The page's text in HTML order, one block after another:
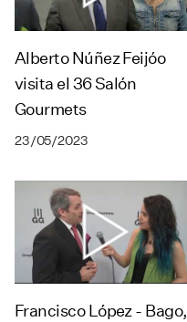
Alberto Núñez Feijóo
visita el 36 Salón
Gourmets
23/05/2023
Francisco López - Bago,